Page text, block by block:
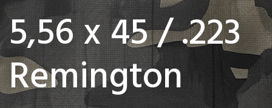
5,56 x 45 / .223
Remington